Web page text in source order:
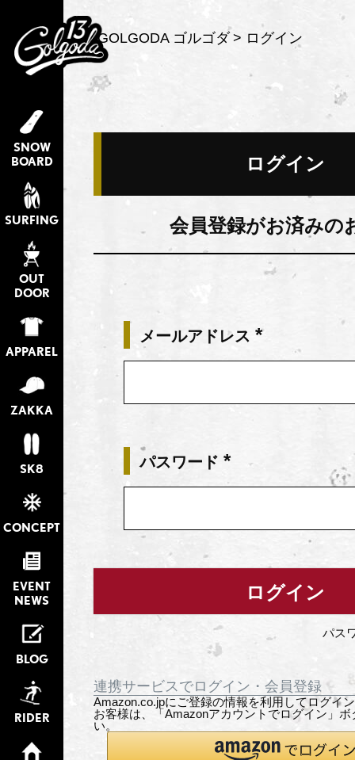
SNOW
BOARD
SURFING
OUT
DOOR
APPAREL
ZAKKA
SK8
CONCEPT
EVENT
NEWS
BLOG
RIDER
GOLGODA ゴルゴダ ログイン
ログイン
会員登録がお済みの
メールアドレス
パスワード
(必
ログイン
パス
連携サービスでログイン・会員登録
Amazon.co.jpにご登録の情報を利用してログイ
お客様は、「Amazonアカウントでログイン」
い。